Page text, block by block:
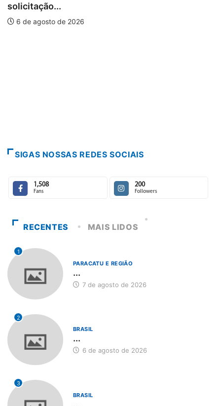
solicitação...
6 de agosto de 2026
SIGAS NOSSAS REDES SOCIAIS
1,508
Fans
200
Followers
RECENTES MAIS LIDOS
1
PARACATU E REGIÃO
...
7 de agosto de 2026
2
BRASIL
...
6 de agosto de 2026
3
BRASIL